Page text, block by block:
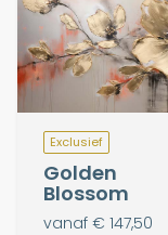
Exclusief
Golden
Blossom
vanaf € 147,50